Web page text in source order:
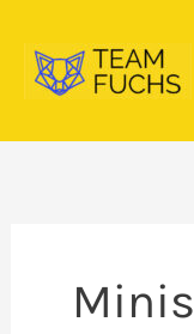
Inhalt
springen